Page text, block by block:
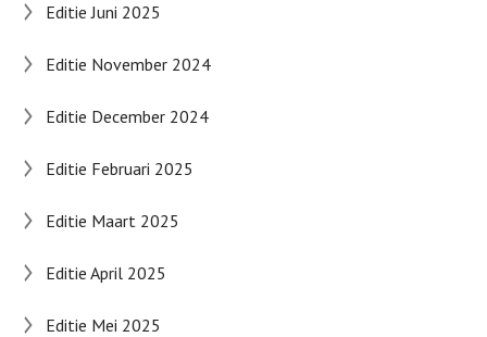
Editie Juni 2025
Editie November 2024
Editie December 2024
Editie Februari 2025
Editie Maart 2025
Editie April 2025
Editie Mei 2025